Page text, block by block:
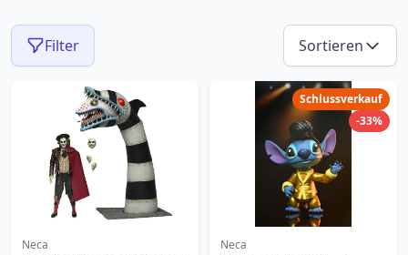
Filter Sortieren
Neca
Schlussverkauf
-33%
Neca